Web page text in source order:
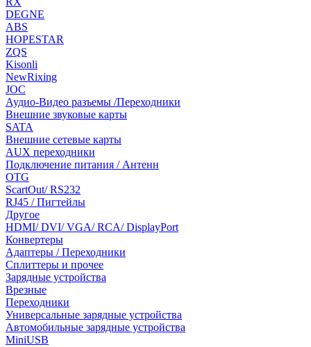
DEGNE
ABS
HOPESTAR
ZQS
Kisonli
NewRixing
JOC
Аудио-Видео разъемы /Переходники
Внешние звуковые карты
SATA
Внешние сетевые карты
AUX переходники
Подключение питания / Антенн
OTG
ScartOut/ RS232
RJ45 / Пигтейлы
Другое
HDMI/ DVI/ VGA/ RCA/ DisplayPort
Конвертеры
Адаптеры / Переходники
Сплиттеры и прочее
Зарядные устройства
Врезные
Переходники
Универсальные зарядные устройства
Автомобильные зарядные устройства
MiniUSB